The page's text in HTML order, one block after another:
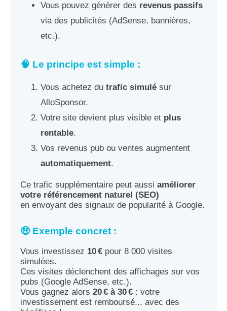
Vous pouvez générer des revenus passifs
via des publicités (AdSense, bannières,
etc.).
🧠 Le principe est simple :
Vous achetez du trafic simulé sur
AlloSponsor.
Votre site devient plus visible et plus
rentable.
Vos revenus pub ou ventes augmentent
automatiquement.
Ce trafic supplémentaire peut aussi améliorer
votre référencement naturel (SEO)
en envoyant des signaux de popularité à Google.
🤑 Exemple concret :
Vous investissez 10 € pour 8 000 visites
simulées.
Ces visites déclenchent des affichages sur vos
pubs (Google AdSense, etc.).
Vous gagnez alors 20 € à 30 € : votre
investissement est remboursé... avec des